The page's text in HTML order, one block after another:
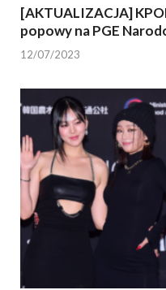
[AKTUALIZACJA]
popowy na PGE
12/07/2023